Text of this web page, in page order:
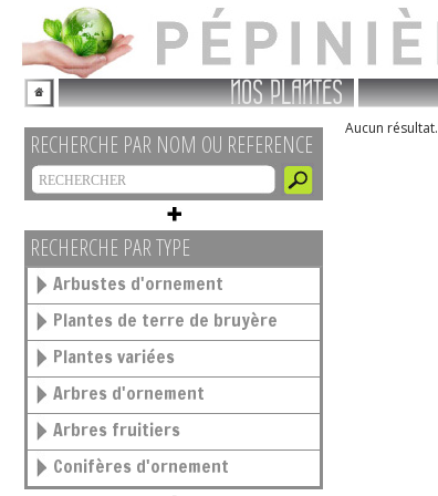
NOS PLANTES
RECHERCHE PAR NOM OU REFERENCE
RECHERCHE PAR TYPE
Arbustes d'ornement
Plantes de terre de bruyère
Plantes variées
Arbres d'ornement
Arbres fruitiers
Conifères d'ornement
Aucun résultat.